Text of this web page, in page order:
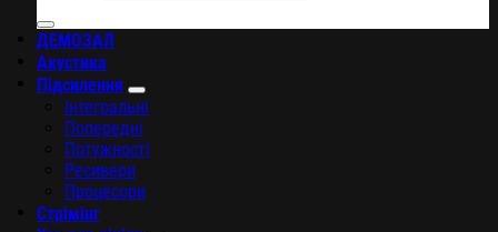
ДЕМОЗАЛ
Акустика
Підсилення
Інтегральні
Попередні
Потужності
Ресивери
Процесори
Стрімінг